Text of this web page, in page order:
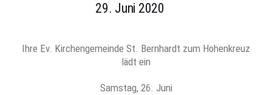
29. Juni 2020
Ihre Ev. Kirchengemeinde St. Bernhardt zum Hohenkreuz
lädt ein
Samstag, 26. Juni